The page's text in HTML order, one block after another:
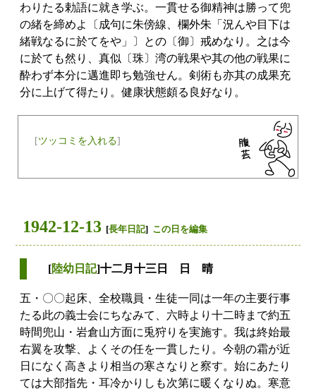
わりたる勅語に就き学ぶ。一貫せる御精神は勝って兜
の緒を締めよ〔成句に朱傍線、欄外朱「況んや目下は
緒戦なるに於てをや」〕との〔御〕戒めなり。之は今
に於ても然り、真似〔珠〕湾の戦果や其の他の戦果に
酔わず本分に邁進即ち勉強せん。剣術も亦其の成果充
分に上げて得たり。健康状態頗る良好なり。
[ツッコミを入れる]
1942-12-13 [長年日記] この日を編集
[陸幼日記]十二月十三日 日 晴
五・〇〇起床、全校職員・生徒一同は一年の主要行事
たる此の義士会にちなみて、六時より十二時まで約五
時間兜山・岩倉山方面に兎狩りを実施す。我は終始最
右翼を攻撃、よくその任を一貫したり。今朝の霜が近
日になく高きより相当の寒さなりと察す。始にあたり
ては大部指先・耳冷かりしも次第に暖くなりぬ。寒意